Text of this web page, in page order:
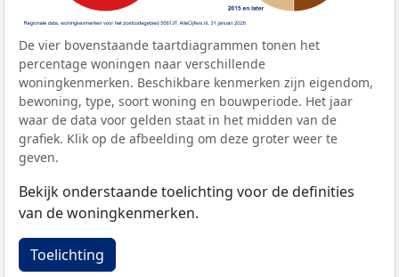
De vier bovenstaande taartdiagrammen tonen het
percentage woningen naar verschillende
woningkenmerken. Beschikbare kenmerken zijn eigendom,
bewoning, type, soort woning en bouwperiode. Het jaar
waar de data voor gelden staat in het midden van de
grafiek. Klik op de afbeelding om deze groter weer te
geven.
Bekijk onderstaande toelichting voor de definities
van de woningkenmerken.
Toelichting